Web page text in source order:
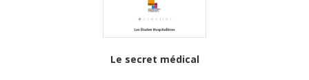
Le secret médical